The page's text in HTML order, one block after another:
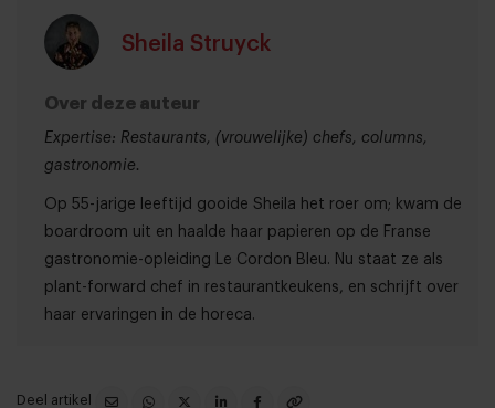
Sheila Struyck
Over deze auteur
Expertise: Restaurants, (vrouwelijke) chefs, columns,
gastronomie.
Op 55-jarige leeftijd gooide Sheila het roer om; kwam de
boardroom uit en haalde haar papieren op de Franse
gastronomie-opleiding Le Cordon Bleu. Nu staat ze als
plant-forward chef in restaurantkeukens, en schrijft over
haar ervaringen in de horeca.
Deel artikel